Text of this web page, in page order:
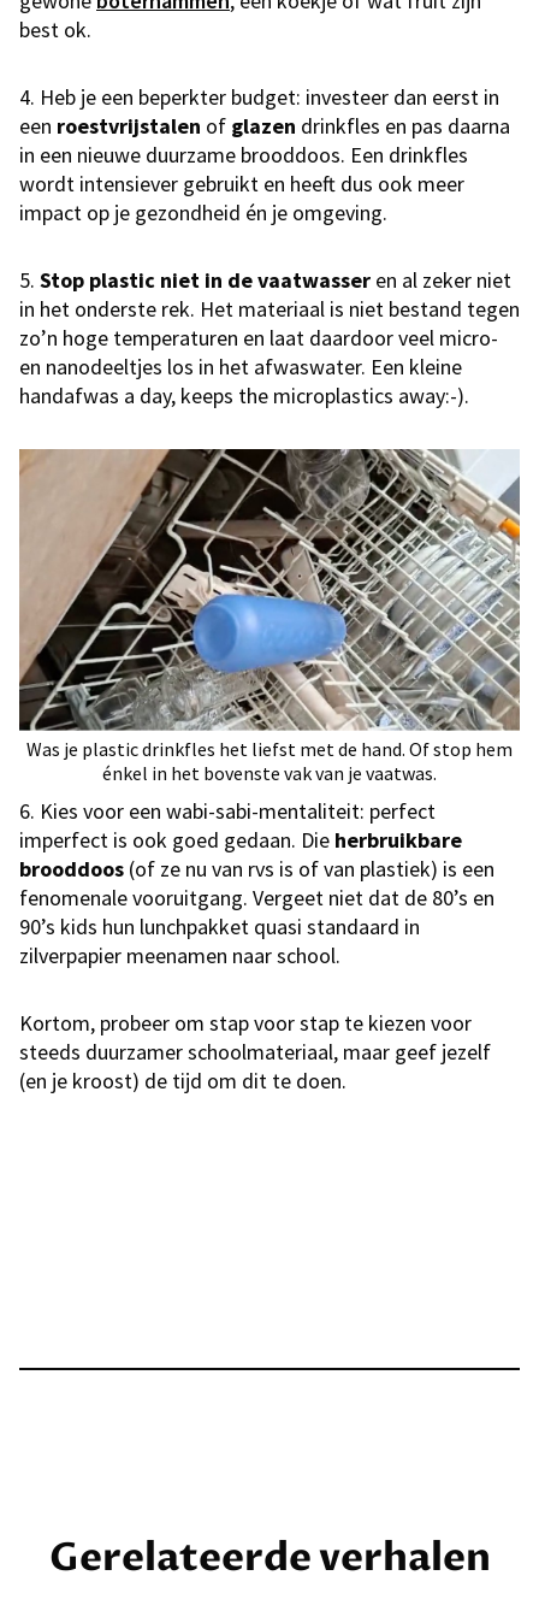
best ok.
4. Heb je een beperkter budget: investeer dan eerst in
een roestvrijstalen of glazen drinkfles en pas daarna
in een nieuwe duurzame brooddoos. Een drinkfles
wordt intensiever gebruikt en heeft dus ook meer
impact op je gezondheid én je omgeving.
5. Stop plastic niet in de vaatwasser en al zeker niet
in het onderste rek. Het materiaal is niet bestand tegen
zo’n hoge temperaturen en laat daardoor veel micro-
en nanodeeltjes los in het afwaswater. Een kleine
handafwas a day, keeps the microplastics away:-).
Was je plastic drinkfles het liefst met de hand. Of stop hem
énkel in het bovenste vak van je vaatwas.
6. Kies voor een wabi-sabi-mentaliteit: perfect
imperfect is ook goed gedaan. Die herbruikbare
brooddoos (of ze nu van rvs is of van plastiek) is een
fenomenale vooruitgang. Vergeet niet dat de 80’s en
90’s kids hun lunchpakket quasi standaard in
zilverpapier meenamen naar school.
Kortom, probeer om stap voor stap te kiezen voor
steeds duurzamer schoolmateriaal, maar geef jezelf
(en je kroost) de tijd om dit te doen.
Gerelateerde verhalen